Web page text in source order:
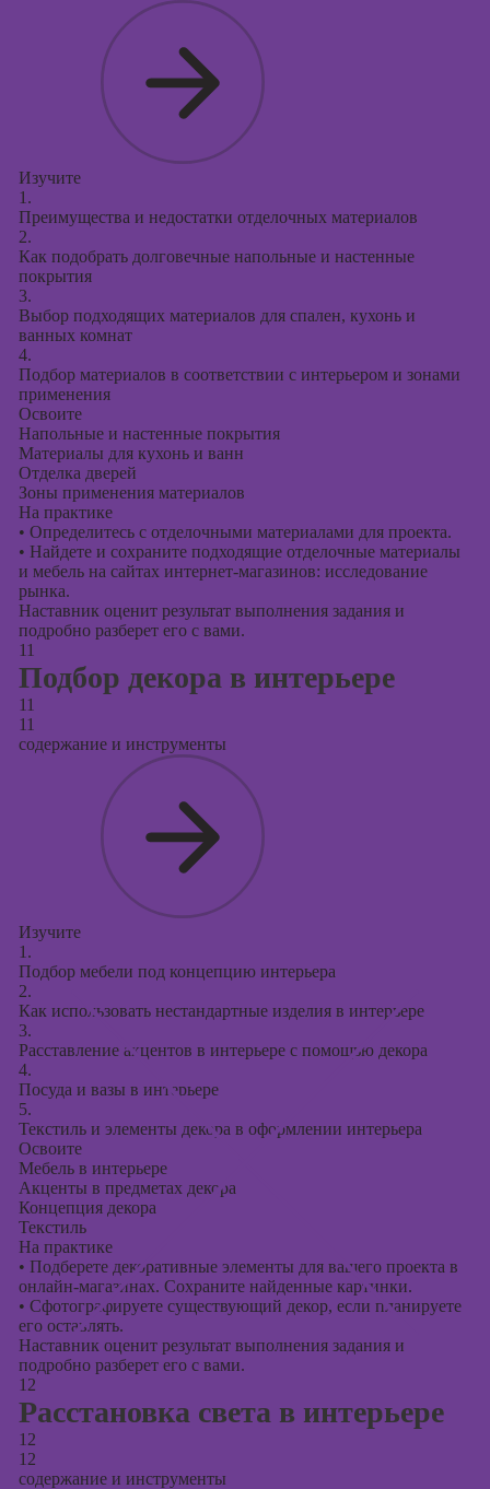
Изучите
1.
Преимущества и недостатки отделочных материалов
2.
Как подобрать долговечные напольные и настенные
покрытия
3.
Выбор подходящих материалов для спален, кухонь и
ванных комнат
4.
Подбор материалов в соответствии с интерьером и зонами
применения
Освоите
Напольные и настенные покрытия
Материалы для кухонь и ванн
Отделка дверей
Зоны применения материалов
На практике
• Определитесь с отделочными материалами для проекта.
• Найдете и сохраните подходящие отделочные материалы
и мебель на сайтах интернет-магазинов: исследование
рынка.
Наставник оценит результат выполнения задания и
подробно разберет его с вами.
11
Подбор декора в интерьере
11
11
содержание и инструменты
Изучите
1.
Подбор мебели под концепцию интерьера
2.
Как использовать нестандартные изделия в интерьере
3.
Расставление акцентов в интерьере с помощью декора
4.
Посуда и вазы в интерьере
5.
Текстиль и элементы декора в оформлении интерьера
Освоите
Мебель в интерьере
Акценты в предметах декора
Концепция декора
Текстиль
На практике
• Подберете декоративные элементы для вашего проекта в
онлайн-магазинах. Сохраните найденные картинки.
• Сфотографируете существующий декор, если планируете
его оставлять.
Наставник оценит результат выполнения задания и
подробно разберет его с вами.
12
Расстановка света в интерьере
12
12
содержание и инструменты